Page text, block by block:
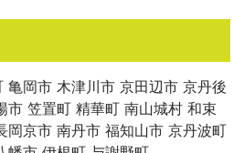
亀岡市 木津川市 京田辺市 京丹後
市 笠置町 精華町 南山城村 和束
岡京市 南丹市 福知山市 京丹波町